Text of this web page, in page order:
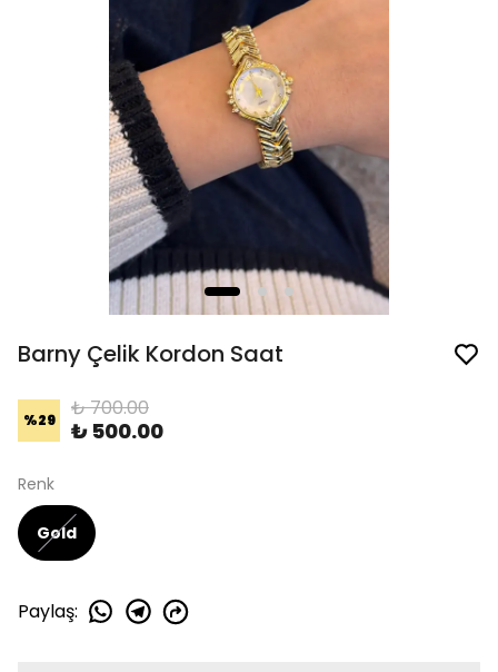
Barny Çelik Kordon Saat
%29 ₺ 700.00
₺ 500.00
Renk
Gold
Paylaş: